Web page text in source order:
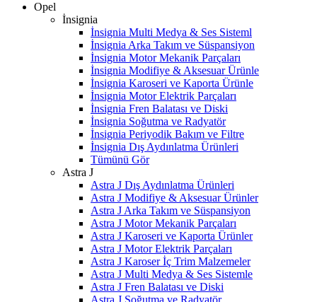
Opel
İnsignia
İnsignia Multi Medya & Ses Sisteml
İnsignia Arka Takım ve Süspansiyon
İnsignia Motor Mekanik Parçaları
İnsignia Modifiye & Aksesuar Ürünle
İnsignia Karoseri ve Kaporta Ürünle
İnsignia Motor Elektrik Parçaları
İnsignia Fren Balatası ve Diski
İnsignia Soğutma ve Radyatör
İnsignia Periyodik Bakım ve Filtre
İnsignia Dış Aydınlatma Ürünleri
Tümünü Gör
Astra J
Astra J Dış Aydınlatma Ürünleri
Astra J Modifiye & Aksesuar Ürünler
Astra J Arka Takım ve Süspansiyon
Astra J Motor Mekanik Parçaları
Astra J Karoseri ve Kaporta Ürünler
Astra J Motor Elektrik Parçaları
Astra J Karoser İç Trim Malzemeler
Astra J Multi Medya & Ses Sistemle
Astra J Fren Balatası ve Diski
Astra J Soğutma ve Radyatör